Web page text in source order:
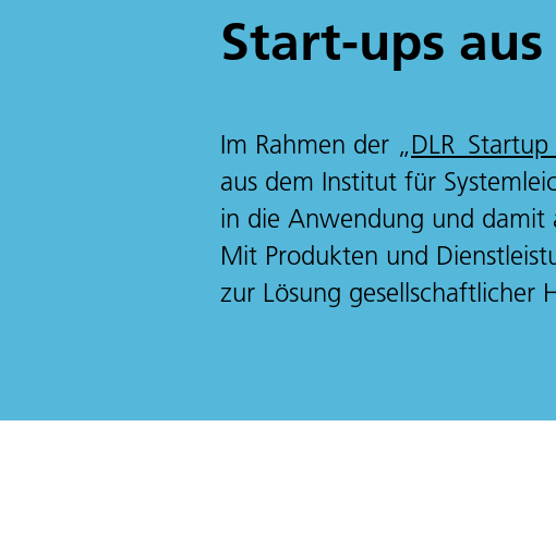
Start-ups
Im Rahmen der „
aus dem Institut für
in die Anwendung und damit
Mit Produkten und
zur Lösung gesellschaftlicher